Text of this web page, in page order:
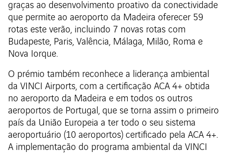
graças ao desenvolvimento proativo da conectividade
que permite ao aeroporto da Madeira oferecer 59
rotas este verão, incluindo 7 novas rotas com
Budapeste, Paris, Valência, Málaga, Milão, Roma e
Nova Iorque.
O prémio também reconhece a liderança ambiental
da VINCI Airports, com a certificação ACA 4+ obtida
no aeroporto da Madeira e em todos os outros
aeroportos de Portugal, que se torna assim o primeiro
país da União Europeia a ter todo o seu sistema
aeroportuário (10 aeroportos) certificado pela ACA 4+.
A implementação do programa ambiental da VINCI